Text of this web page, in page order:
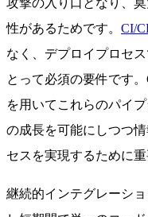
性があるためです。 CI/
なく、デプロイプロセ
とって必須の要件です
を用いてこれらのパイ
の成長を可能にしつつ
セスを実現するために重
継続的インテグレーシ